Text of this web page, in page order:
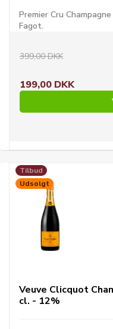
Premier Cru
Fagot.
399,00 DKK
199,00 DKK
Tilbud
Udsolgt
Veuve Clicquot
cl. - 12%